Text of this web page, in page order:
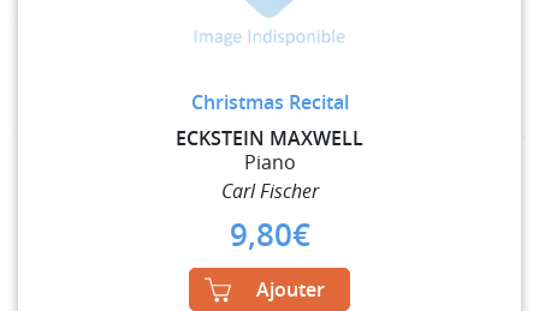
Christmas Recital
ECKSTEIN MAXWELL
Piano
Carl Fischer
9,80€
Ajouter